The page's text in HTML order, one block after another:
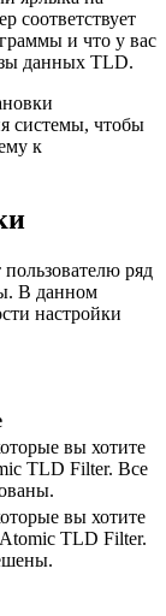
соответствует
и что у вас
данных TLD.
системы, чтобы
к
ряд
В данном
настройки
вы хотите
TLD Filter. Все
вы хотите
TLD Filter.